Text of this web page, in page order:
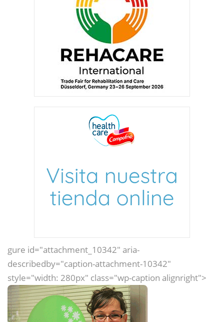
gure id="attachment_10342" aria-
describedby="caption-attachment-10342"
style="width: 280px" class="wp-caption alignright">